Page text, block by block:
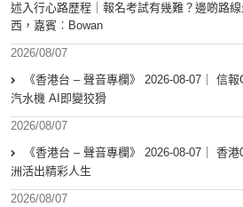
述入行心路歷程｜報名考試有幾難？邊啲路
西，嘉賓︰Bowan
2026/08/07
《香港台 – 聲音專欄》 2026-08-07｜ 信
汽水機 AI即變狡猾
2026/08/07
《香港台 – 聲音專欄》 2026-08-07｜ 香
洲活出精彩人生
2026/08/07